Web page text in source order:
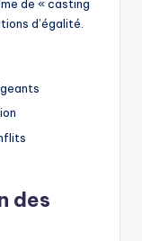
de « casting
d’égalité.
des